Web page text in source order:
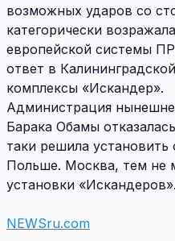
возможных ударов со
категорически
европейской системы
ответ в
комплексы «Искандер».
Администрация
Барака Обамы
таки решила
Польше. Москва, тем не
установки «Искандеров».
NEWSru.com